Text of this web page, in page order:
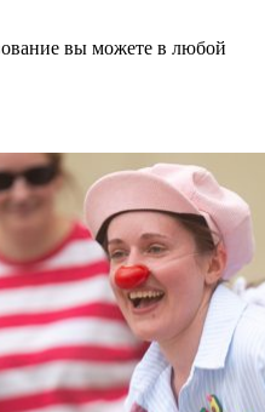
вы можете в любой